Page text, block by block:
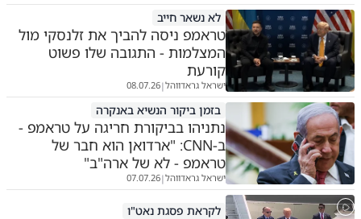
לא נשאר חייב
טראמפ ניסה להביך את זלנסקי מול
המצלמות - התגובה שלו פשוט
קורעת
ישראל גראדווהל|
08.07.26
בזמן ביקור הנשיא באנקרה
נתניהו בביקורת חריגה על טראמפ -
ב-CNN: "ארדואן הוא חבר של
טראמפ - לא של ארה"ב"
ישראל גראדווהל|
07.07.26
לקראת פסגת נאט"ו